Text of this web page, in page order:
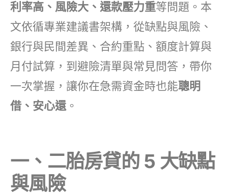
利率高、風險大、還款壓力重等問題。本
文依循專業建議書架構，從缺點與風險、
銀行與民間差異、合約重點、額度計算與
月付試算，到避險清單與常見問答，帶你
一次掌握，讓你在急需資金時也能聰明
借、安心還。
一、二胎房貸的 5 大缺點
與風險